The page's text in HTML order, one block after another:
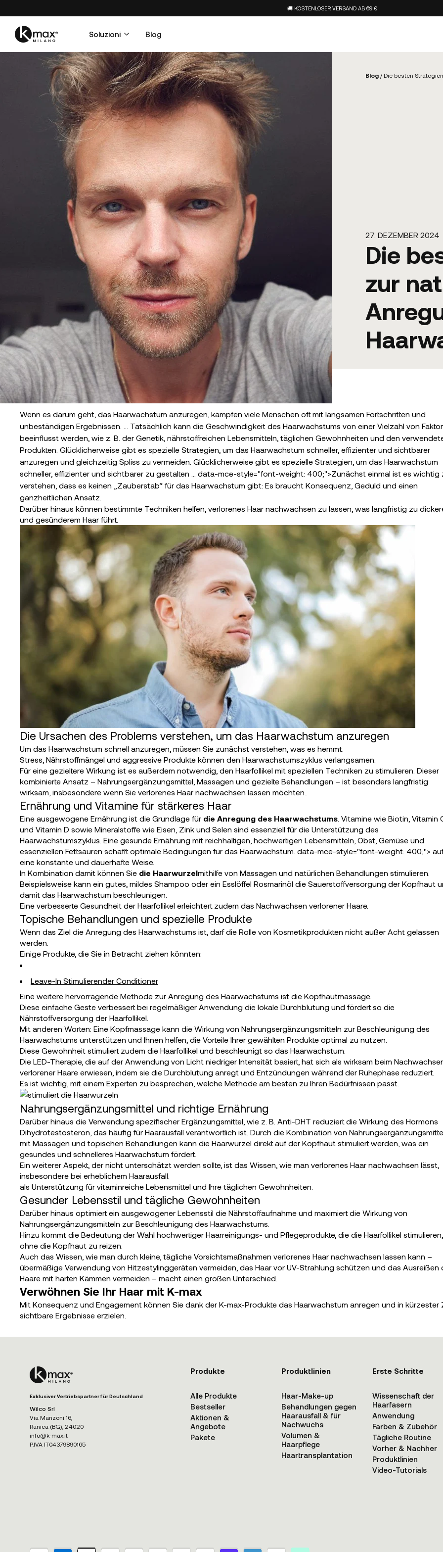
🚚 KOSTENLOSER VERSAND AB 69 €
Soluzioni Blog
Blog / Die besten
27. DEZEMBER 2024
Die
zur
Wenn es darum geht, das Haarwachstum anzuregen, kämpfen viele Menschen oft mit langsamen Fortschritten und
unbeständigen Ergebnissen. ... Tatsächlich kann die Geschwindigkeit des Haarwachstums von einer Vielzahl von
beeinflusst werden, wie z. B. der Genetik, nährstoffreichen Lebensmitteln, täglichen Gewohnheiten und den
Produkten. Glücklicherweise gibt es spezielle Strategien, um das Haarwachstum schneller, effizienter und sichtbarer
anzuregen und gleichzeitig Spliss zu vermeiden. Glücklicherweise gibt es spezielle Strategien, um das Haarwachstum
schneller, effizienter und sichtbarer zu gestalten ... data-mce-style="font-weight: 400;">Zunächst einmal ist es wichtig
verstehen, dass es keinen „Zauberstab“ für das Haarwachstum gibt: Es braucht Konsequenz, Geduld und einen
ganzheitlichen Ansatz.
Darüber hinaus können bestimmte Techniken helfen, verlorenes Haar nachwachsen zu lassen, was langfristig zu
und gesünderem Haar führt.
Die Ursachen des Problems verstehen, um das Haarwachstum anzuregen
Um das Haarwachstum schnell anzuregen, müssen Sie zunächst verstehen, was es hemmt.
Stress, Nährstoffmängel und aggressive Produkte können den Haarwachstumszyklus verlangsamen.
Für eine gezieltere Wirkung ist es außerdem notwendig, den Haarfollikel mit speziellen Techniken zu stimulieren. Dieser
kombinierte Ansatz – Nahrungsergänzungsmittel, Massagen und gezielte Behandlungen – ist besonders langfristig
wirksam, insbesondere wenn Sie verlorenes Haar nachwachsen lassen möchten.
Ernährung und Vitamine für stärkeres Haar
Eine ausgewogene Ernährung ist die Grundlage für die Anregung des Haarwachstums . Vitamine wie Biotin, Vitamin
und Vitamin D sowie Mineralstoffe wie Eisen, Zink und Selen sind essenziell für die Unterstützung des
Haarwachstumszyklus. Eine gesunde Ernährung mit reichhaltigen, hochwertigen Lebensmitteln, Obst, Gemüse und
essenziellen Fettsäuren schafft optimale Bedingungen für das Haarwachstum. data-mce-style="font-weight: 400;">
eine konstante und dauerhafte Weise.
In Kombination damit können Sie die Haarwurzelmithilfe von Massagen und natürlichen Behandlungen stimulieren.
Beispielsweise kann ein gutes, mildes Shampoo oder ein Esslöffel Rosmarinöl die Sauerstoffversorgung der Kopfhaut
damit das Haarwachstum beschleunigen.
Eine verbesserte Gesundheit der Haarfollikel erleichtert zudem das Nachwachsen verlorener Haare.
Topische Behandlungen und spezielle Produkte
Wenn das Ziel die Anregung des Haarwachstums ist, darf die Rolle von Kosmetikprodukten nicht außer Acht gelassen
werden.
Einige Produkte, die Sie in Betracht ziehen könnten:
Leave-In Stimulierender Conditioner
Eine weitere hervorragende Methode zur Anregung des Haarwachstums ist die Kopfhautmassage.
Diese einfache Geste verbessert bei regelmäßiger Anwendung die lokale Durchblutung und fördert so die
Nährstoffversorgung der Haarfollikel.
Mit anderen Worten: Eine Kopfmassage kann die Wirkung von Nahrungsergänzungsmitteln zur Beschleunigung des
Haarwachstums unterstützen und Ihnen helfen, die Vorteile Ihrer gewählten Produkte optimal zu nutzen.
Diese Gewohnheit stimuliert zudem die Haarfollikel und beschleunigt so das Haarwachstum.
Die LED-Therapie, die auf der Anwendung von Licht niedriger Intensität basiert, hat sich als wirksam beim
verlorener Haare erwiesen, indem sie die Durchblutung anregt und Entzündungen während der Ruhephase reduziert.
Es ist wichtig, mit einem Experten zu besprechen, welche Methode am besten zu Ihren Bedürfnissen passt.
Nahrungsergänzungsmittel und richtige Ernährung
Darüber hinaus die Verwendung spezifischer Ergänzungsmittel, wie z. B. Anti-DHT reduziert die Wirkung des Hormons
Dihydrotestosteron, das häufig für Haarausfall verantwortlich ist. Durch die Kombination von
mit Massagen und topischen Behandlungen kann die Haarwurzel direkt auf der Kopfhaut stimuliert werden, was ein
gesundes und schnelleres Haarwachstum fördert.
Ein weiterer Aspekt, der nicht unterschätzt werden sollte, ist das Wissen, wie man verlorenes Haar nachwachsen lässt,
insbesondere bei erheblichem Haarausfall.
als Unterstützung für vitaminreiche Lebensmittel und Ihre täglichen Gewohnheiten.
Gesunder Lebensstil und tägliche Gewohnheiten
Darüber hinaus optimiert ein ausgewogener Lebensstil die Nährstoffaufnahme und maximiert die Wirkung von
Nahrungsergänzungsmitteln zur Beschleunigung des Haarwachstums.
Hinzu kommt die Bedeutung der Wahl hochwertiger Haarreinigungs- und Pflegeprodukte, die die Haarfollikel stimulieren,
ohne die Kopfhaut zu reizen.
Auch das Wissen, wie man durch kleine, tägliche Vorsichtsmaßnahmen verlorenes Haar nachwachsen lassen kann –
übermäßige Verwendung von Hitzestylinggeräten vermeiden, das Haar vor UV-Strahlung schützen und das Ausreißen
Haare mit harten Kämmen vermeiden – macht einen großen Unterschied.
Verwöhnen Sie Ihr Haar mit K-max
Mit Konsequenz und Engagement können Sie dank der K-max-Produkte das Haarwachstum anregen und in kürzester
sichtbare Ergebnisse erzielen.
Exklusiver Vertriebspartner für Deutschland
Wilco Srl
Via Manzoni 16,
Ranica (BG), 24020
info@k-max.it
P.IVA IT04379890165
Produkte
Alle Produkte
Bestseller
Aktionen &
Angebote
Pakete
Produktlinien
Haar-Make-up
Behandlungen gegen
Haarausfall & für
Nachwuchs
Volumen &
Haarpflege
Haartransplantation
Erste Schritte
Wissenschaft der
Haarfasern
Anwendung
Farben & Zubehör
Tägliche Routine
Vorher & Nachher
Produktlinien
Video-Tutorials